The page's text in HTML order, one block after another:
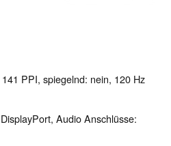
PPI, spiegelnd: nein, 120 Hz
Audio Anschlüsse: